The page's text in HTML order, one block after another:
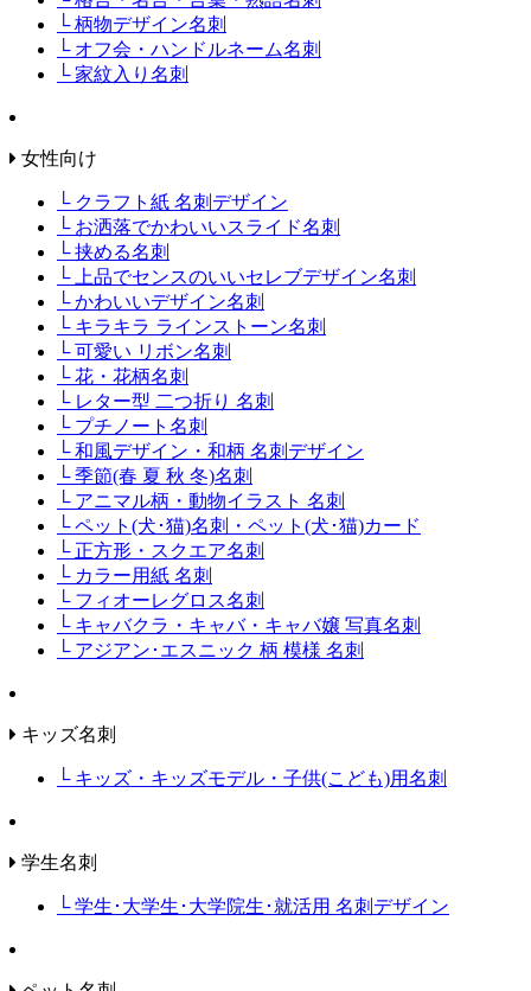
└ 柄物デザイン名刺
└ オフ会・ハンドルネーム名刺
└ 家紋入り名刺
女性向け
└ クラフト紙 名刺デザイン
└ お洒落でかわいいスライド名刺
└ 挟める名刺
└ 上品でセンスのいいセレブデザイン名刺
└ かわいいデザイン名刺
└ キラキラ ラインストーン名刺
└ 可愛い リボン名刺
└ 花・花柄名刺
└ レター型 二つ折り 名刺
└ プチノート名刺
└ 和風デザイン・和柄 名刺デザイン
└ 季節(春 夏 秋 冬)名刺
└ アニマル柄・動物イラスト 名刺
└ ペット(犬･猫)名刺・ペット(犬･猫)カード
└ 正方形・スクエア名刺
└ カラー用紙 名刺
└ フィオーレグロス名刺
└ キャバクラ・キャバ・キャバ嬢 写真名刺
└ アジアン･エスニック 柄 模様 名刺
キッズ名刺
└ キッズ・キッズモデル・子供(こども)用名刺
学生名刺
└ 学生･大学生･大学院生･就活用 名刺デザイン